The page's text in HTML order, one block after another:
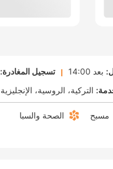
بعد 14:00 تسجيل المغادرة:
التركية الروسية الإنجليزية
مسبح الصحة والسبا